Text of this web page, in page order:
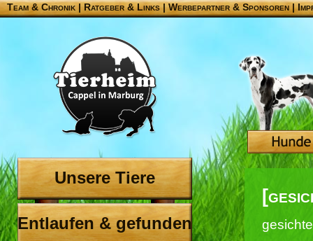
Team & Chronik |Ratgeber & Links|Werbepartner & Sponsoren|
Unsere Tiere
Entlaufen & gefunden